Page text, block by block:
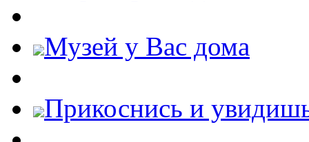
Музей у Вас дома
Прикоснись и